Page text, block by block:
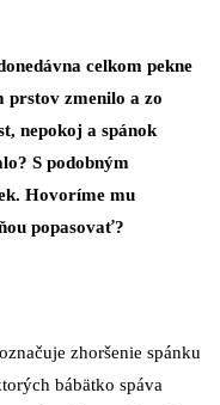
celkom pekne
prstov zmenilo a zo
nepokoj a spánok
S podobným
Hovoríme mu
popasovať?
zhoršenie spánku
bábätko spáva